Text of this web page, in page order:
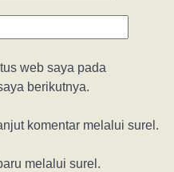
web saya pada
berikutnya.
komentar melalui surel.
melalui surel.